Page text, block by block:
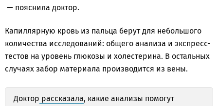
— пояснила доктор.
Капиллярную кровь из пальца берут для небольшого
количества исследований: общего анализа и экспресс-
тестов на уровень глюкозы и холестерина. В остальных
случаях забор материала производится из вены.
Доктор рассказала, какие анализы помогут